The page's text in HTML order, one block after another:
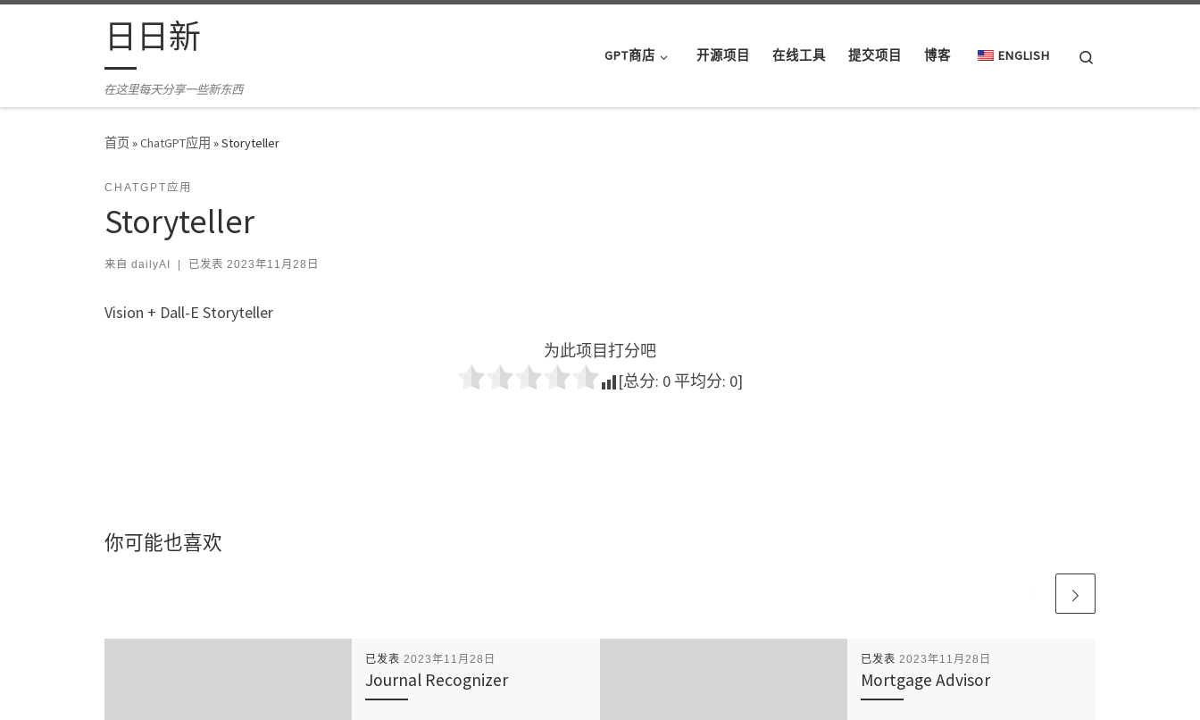
Skip to content日日新
在这里每天分享一些新东西
GPT商店 开源项目 在线工具 提交项目 博客 ENGLISH
首页»ChatGPT应用 »Storyteller
CHATGPT应用
Storyteller
来自 dailyAI 已发表 2023年11月28日
Vision + Dall-E Storyteller
为此项目打分吧
[总分: 0 平均分: 0]
你可能也喜欢
已发表 2023年11月28日
Journal Recognizer
已发表 2023年11月28日
Mortgage Advisor